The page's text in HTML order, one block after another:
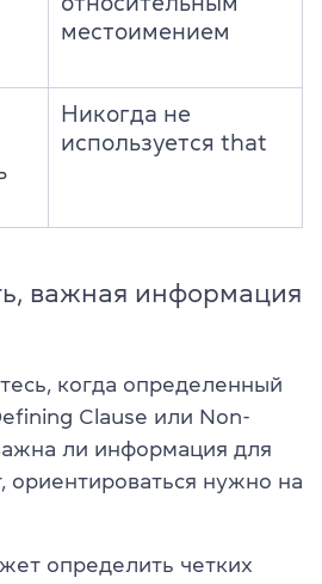
местоимением
Никогда не
используется that
важная информация
когда определенный
Clause или Non-
ли информация для
ориентироваться нужно на
определить четких